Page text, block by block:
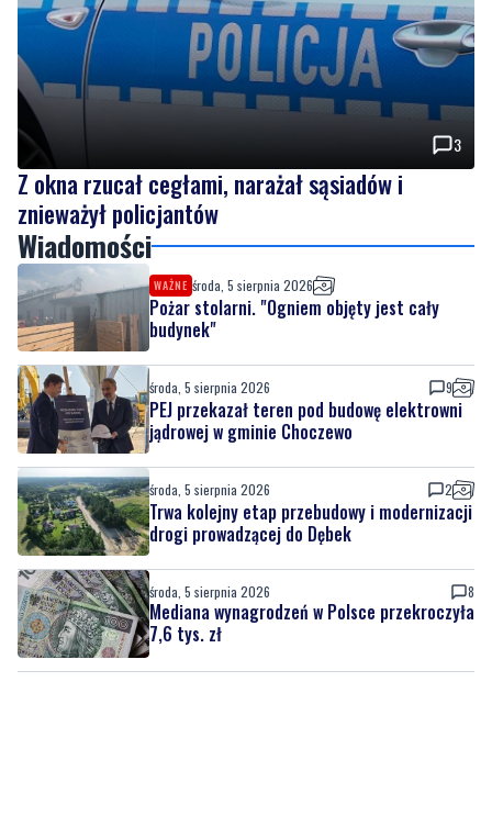
3
Z okna rzucał cegłami, narażał sąsiadów i
znieważył policjantów
Wiadomości
WAŻNE środa, 5 sierpnia 2026
Pożar stolarni. "Ogniem objęty jest cały
budynek"
środa, 5 sierpnia 2026 9
PEJ przekazał teren pod budowę elektrowni
jądrowej w gminie Choczewo
środa, 5 sierpnia 2026 2
Trwa kolejny etap przebudowy i modernizacji
drogi prowadzącej do Dębek
środa, 5 sierpnia 2026 8
Mediana wynagrodzeń w Polsce przekroczyła
7,6 tys. zł